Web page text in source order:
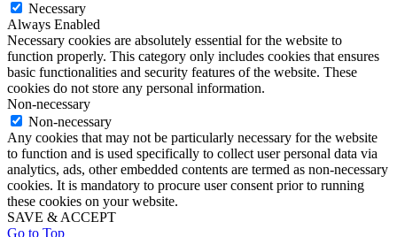
Necessary
Always Enabled
Necessary cookies are absolutely essential for the website to
function properly. This category only includes cookies that ensures
basic functionalities and security features of the website. These
cookies do not store any personal information.
Non-necessary
Non-necessary
Any cookies that may not be particularly necessary for the website
to function and is used specifically to collect user personal data via
analytics, ads, other embedded contents are termed as non-necessary
cookies. It is mandatory to procure user consent prior to running
these cookies on your website.
SAVE & ACCEPT
Go to Top